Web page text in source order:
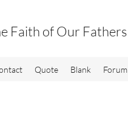
Faith of Our Fathers
Quote Blank Forum